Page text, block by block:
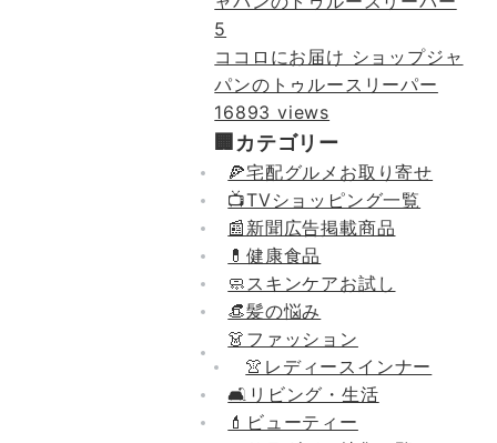
5
ココロにお届け ショップジャ
パンのトゥルースリーパー
16893 views
🏢カテゴリー
🍕宅配グルメお取り寄せ
📺TVショッピング一覧
📰新聞広告掲載商品
💊健康食品
🧼スキンケアお試し
👒髪の悩み
👗ファッション
👚レディースインナー
🛋リビング・生活
💄ビューティー